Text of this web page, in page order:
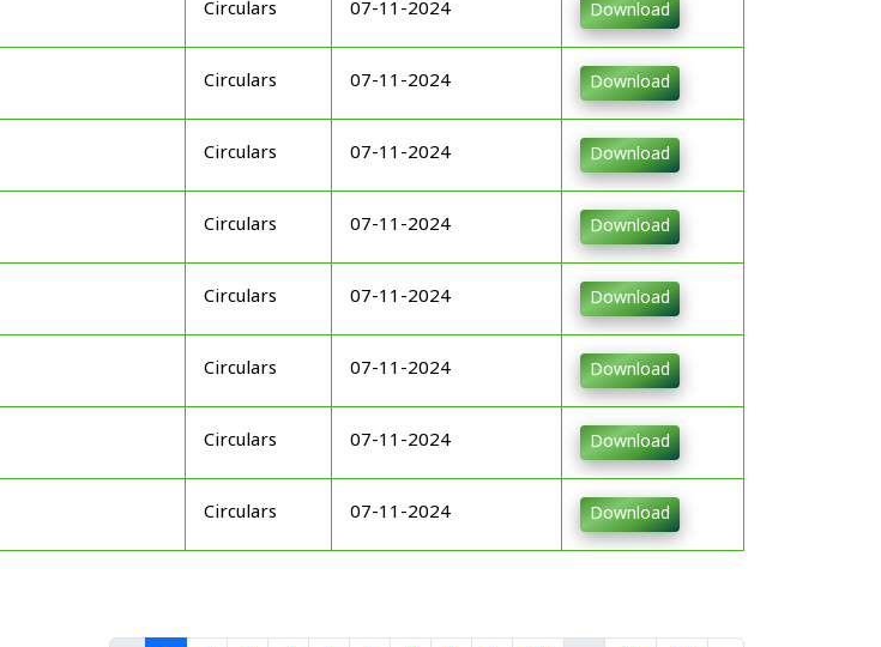
Circulars 07-11-2024 Download
Circulars 07-11-2024 Download
Circulars 07-11-2024 Download
Circulars 07-11-2024 Download
Circulars 07-11-2024 Download
Circulars 07-11-2024 Download
Circulars 07-11-2024 Download
Circulars 07-11-2024 Download